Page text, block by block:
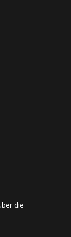
die
=
'event':